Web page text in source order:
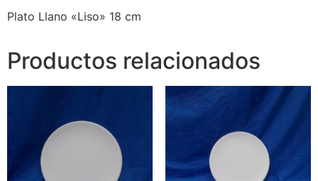
Plato Llano «Liso» 18 cm
Productos relacionados